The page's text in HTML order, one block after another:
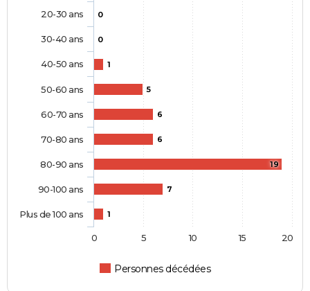
0
0
1
5
6
6
19
7
1
Personnes décédées
20-30 ans
30-40 ans
40-50 ans
50-60 ans
60-70 ans
70-80 ans
80-90 ans
90-100 ans
Plus de 100 ans
0 5 10 15 20